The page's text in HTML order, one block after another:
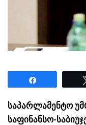
საპარლამენტო
საფინანსო-